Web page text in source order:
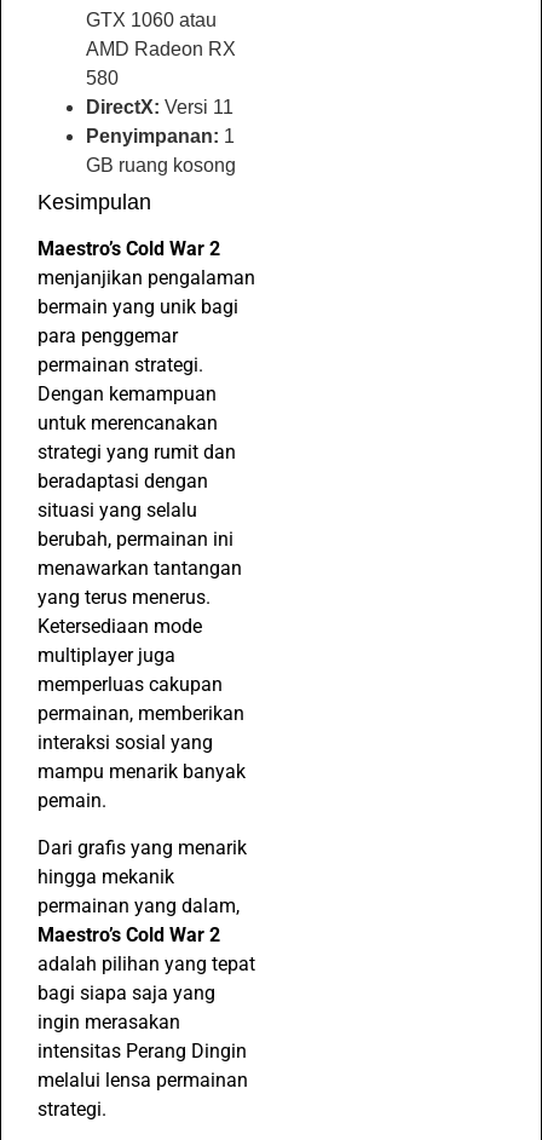
GTX 1060 atau
AMD Radeon RX
580
DirectX: Versi 11
Penyimpanan: 1
GB ruang kosong
Kesimpulan
Maestro’s Cold War 2
menjanjikan pengalaman
bermain yang unik bagi
para penggemar
permainan strategi.
Dengan kemampuan
untuk merencanakan
strategi yang rumit dan
beradaptasi dengan
situasi yang selalu
berubah, permainan ini
menawarkan tantangan
yang terus menerus.
Ketersediaan mode
multiplayer juga
memperluas cakupan
permainan, memberikan
interaksi sosial yang
mampu menarik banyak
pemain.
Dari grafis yang menarik
hingga mekanik
permainan yang dalam,
Maestro’s Cold War 2
adalah pilihan yang tepat
bagi siapa saja yang
ingin merasakan
intensitas Perang Dingin
melalui lensa permainan
strategi.